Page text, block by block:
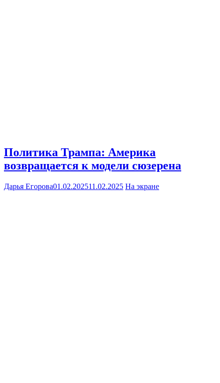
Политика Трампа: Америка
возвращается к модели сюзерена
Дарья Егорова01.02.202511.02.2025 На экране